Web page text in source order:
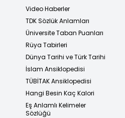
Video Haberler
TDK Sözlük Anlamları
Üniversite Taban Puanları
Rüya Tabirleri
Dünya Tarihi ve Türk Tarihi
İslam Ansiklopedisi
TÜBİTAK Ansiklopedisi
Hangi Besin Kaç Kalori
Eş Anlamlı Kelimeler
Sözlüğü